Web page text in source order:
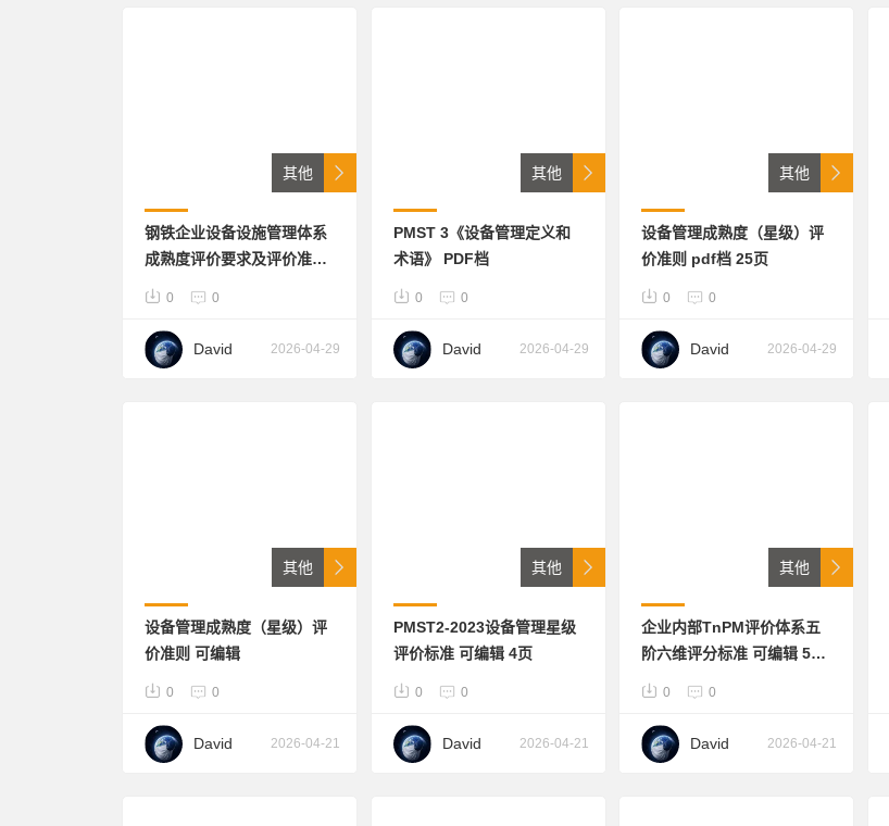
其他
钢铁企业设备设施管理体系
成熟度评价要求及评价准则
0 0
David 2026-04-29
其他
PMST 3《设备管理定义和
术语》 PDF档
0 0
David 2026-04-29
其他
设备管理成熟度（星级）评
价准则 pdf档 25页
0 0
David 2026-04-29
其他
设备管理成熟度（星级）评
价准则 可编辑
0 0
David 2026-04-21
其他
PMST2-2023设备管理星级
评价标准 可编辑 4页
0 0
David 2026-04-21
其他
企业内部TnPM评价体系五
阶六维评分标准 可编辑 59
0 0
David 2026-04-21